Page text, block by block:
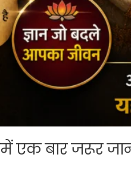
एक बार जरूर